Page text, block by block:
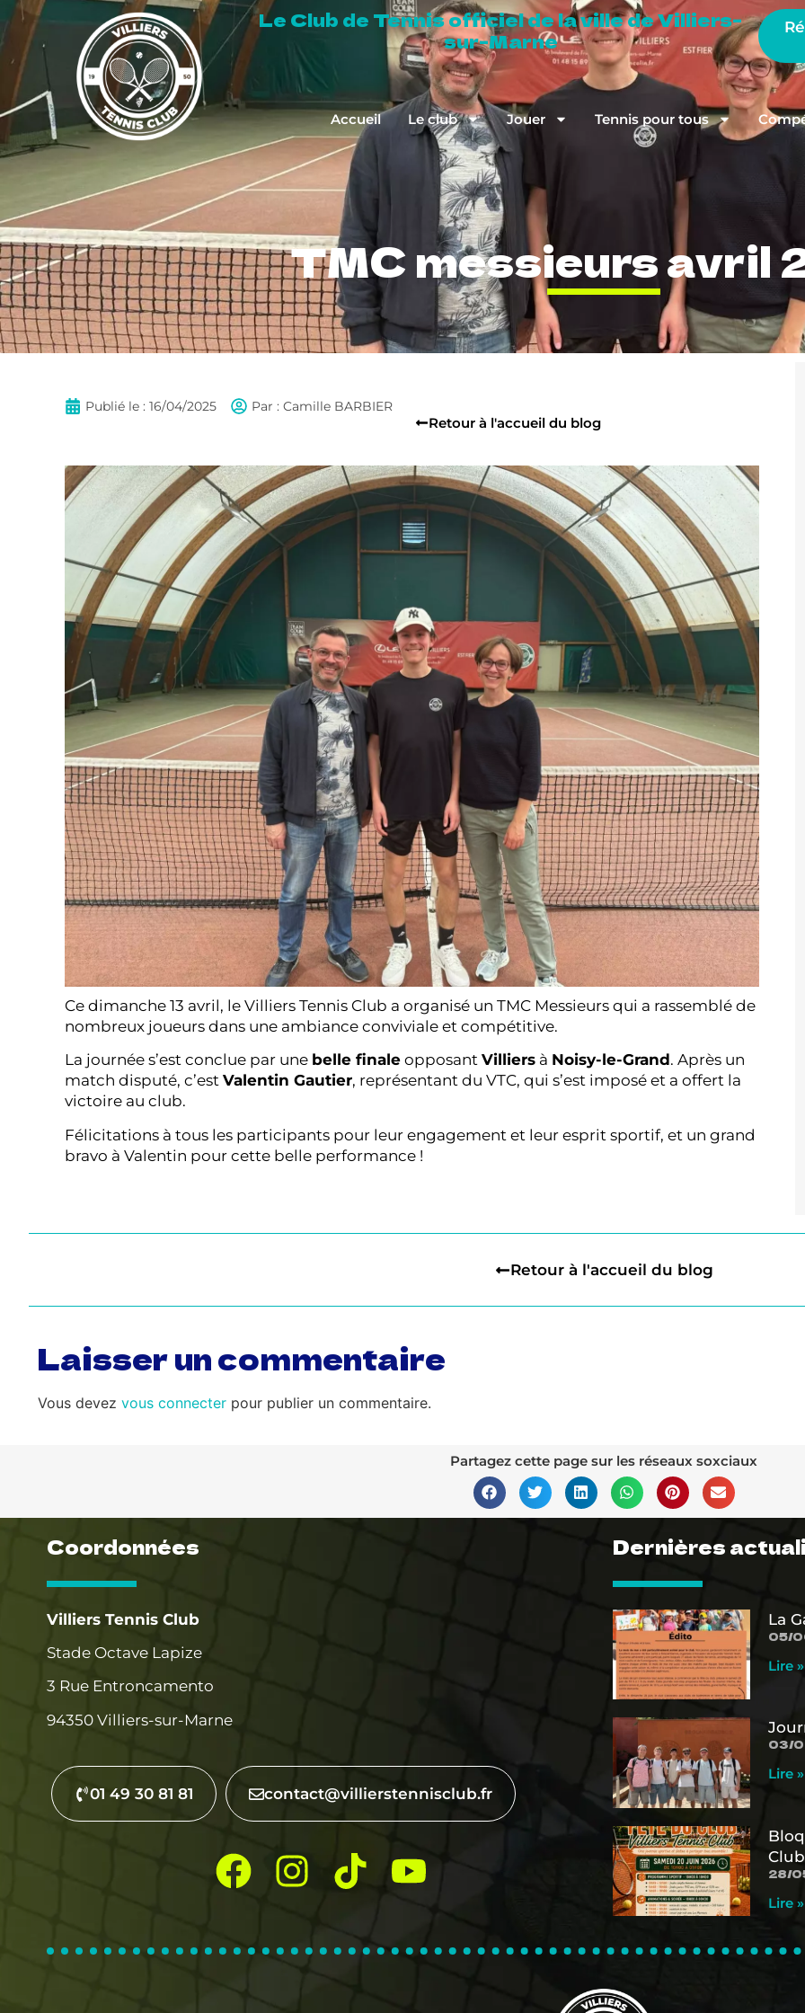
Le Club de Tennis officiel de la ville de Villiers-
sur-Marne
Accueil Le club Jouer Tennis pour tous
TMC messieurs avril
Publié le : 16/04/2025 Par : Camille BARBIER
Retour à l'accueil du blog
Ce dimanche 13 avril, le Villiers Tennis Club a organisé un TMC Messieurs qui a rassemblé de
nombreux joueurs dans une ambiance conviviale et compétitive.
La journée s’est conclue par une belle finale opposant Villiers à Noisy-le-Grand. Après un
match disputé, c’est Valentin Gautier, représentant du VTC, qui s’est imposé et a offert la
victoire au club.
Félicitations à tous les participants pour leur engagement et leur esprit sportif, et un grand
bravo à Valentin pour cette belle performance !
Retour à l'accueil du blog
Laisser un commentaire
Vous devez vous connecter pour publier un commentaire.
Partagez cette page sur les réseaux soxciaux
Coordonnées
Villiers Tennis Club
Stade Octave Lapize
3 Rue Entroncamento
94350 Villiers-sur-Marne
01 49 30 81 81 contact@villierstennisclub.fr
Dernières
La
05/
Lire »
03/
Lire »
28/
Lire »